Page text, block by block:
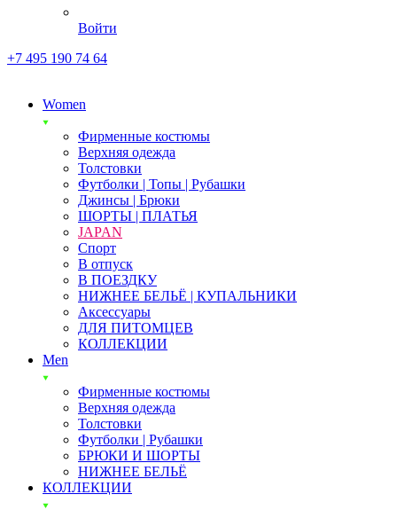
Войти
+7 495 190 74 64
Women
Фирменные костюмы
Верхняя одежда
Толстовки
Футболки | Топы | Рубашки
Джинсы | Брюки
ШОРТЫ | ПЛАТЬЯ
JAPAN
Спорт
В отпуск
В ПОЕЗДКУ
НИЖНЕЕ БЕЛЬЁ | КУПАЛЬНИКИ
Аксессуары
ДЛЯ ПИТОМЦЕВ
КОЛЛЕКЦИИ
Men
Фирменные костюмы
Верхняя одежда
Толстовки
Футболки | Рубашки
БРЮКИ И ШОРТЫ
НИЖНЕЕ БЕЛЬЁ
КОЛЛЕКЦИИ